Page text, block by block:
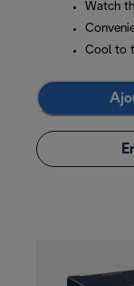
Watch
Cool to